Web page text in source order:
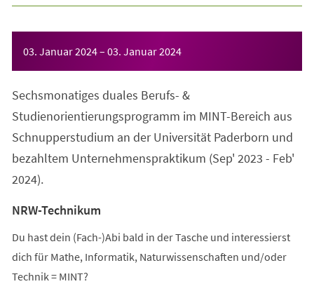
03. Januar 2024– 03. Januar 2024
Sechsmonatiges duales Berufs- &
Studienorientierungsprogramm im MINT-Bereich aus
Schnupperstudium an der Universität Paderborn und
bezahltem Unternehmenspraktikum (Sep' 2023 - Feb'
2024).
NRW-Technikum
Du hast dein (Fach-)Abi bald in der Tasche und interessierst
dich für Mathe, Informatik, Naturwissenschaften und/oder
Technik = MINT?